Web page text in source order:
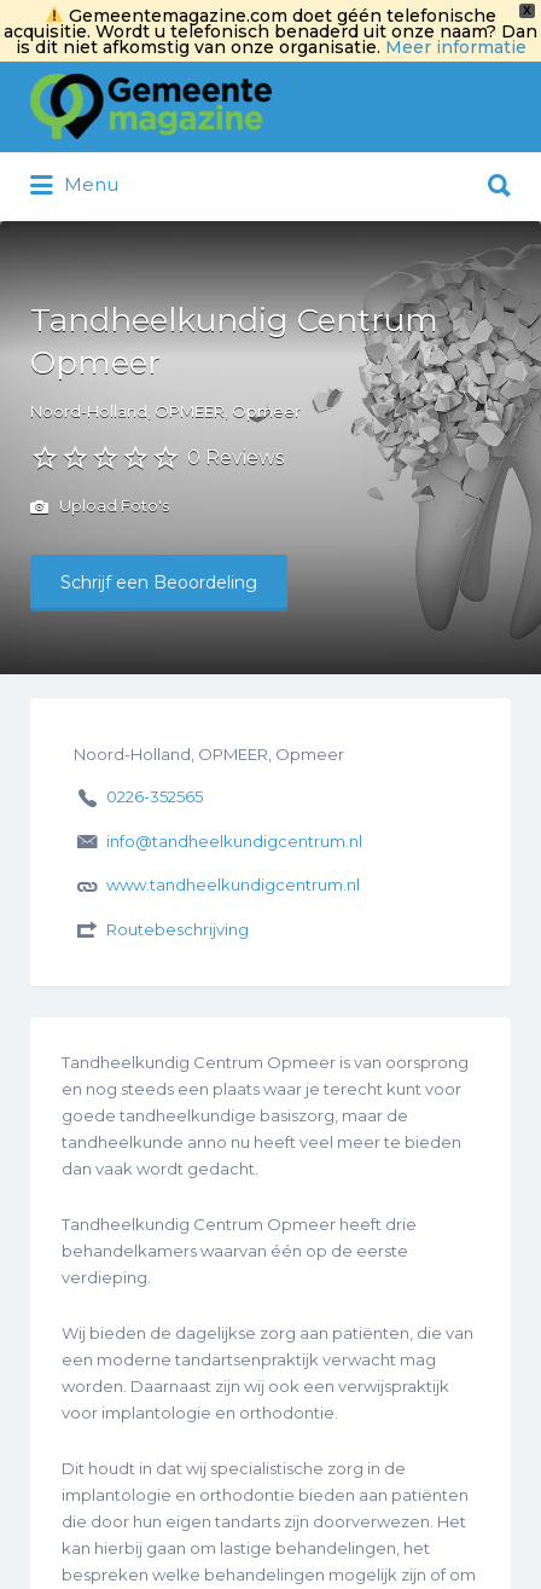
X
Gemeentemagazine.com doet géén telefonische
acquisitie. Wordt u telefonisch benaderd uit onze naam? Dan
is dit niet afkomstig van onze organisatie. Meer informatie
Zoek
naar:
Menu
naar:
Tandheelkundig Centrum
Opmeer
Noord-Holland, OPMEER, Opmeer
0 Reviews
Upload Foto's
Schrijf een Beoordeling
Noord-Holland, OPMEER, Opmeer
0226-352565
info@tandheelkundigcentrum.nl
www.tandheelkundigcentrum.nl
Routebeschrijving
Tandheelkundig Centrum Opmeer is van oorsprong
en nog steeds een plaats waar je terecht kunt voor
goede tandheelkundige basiszorg, maar de
tandheelkunde anno nu heeft veel meer te bieden
dan vaak wordt gedacht.
Tandheelkundig Centrum Opmeer heeft drie
behandelkamers waarvan één op de eerste
verdieping.
Wij bieden de dagelijkse zorg aan patiënten, die van
een moderne tandartsenpraktijk verwacht mag
worden. Daarnaast zijn wij ook een verwijspraktijk
voor implantologie en orthodontie.
Dit houdt in dat wij specialistische zorg in de
implantologie en orthodontie bieden aan patiënten
die door hun eigen tandarts zijn doorverwezen. Het
kan hierbij gaan om lastige behandelingen, het
bespreken welke behandelingen mogelijk zijn of om